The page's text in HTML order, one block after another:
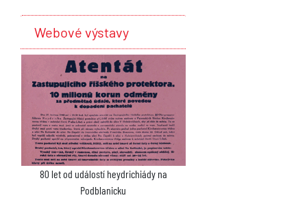
Webové výstavy
80 let od událostí heydrichiády na
Podblanicku